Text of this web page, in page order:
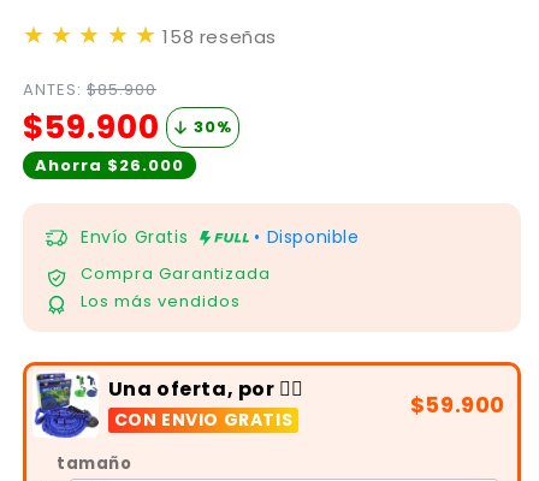
★ ★ ★ ★ ★ 158 reseñas
ANTES: $85.900
$59.900 30%
Ahorra $26.000
Envío Gratis • Disponible
Compra Garantizada
Los más vendidos
Una oferta, por 👉🏻
CON ENVIO GRATIS
$59.900
tamaño